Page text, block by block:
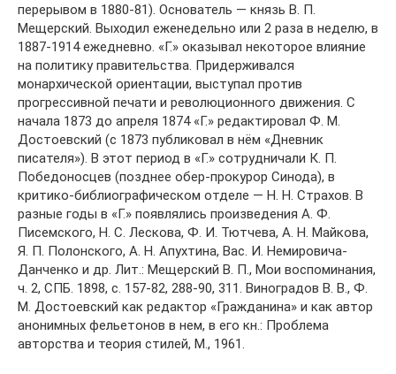
перерывом в 1880-81). Основатель — князь В. П.
Мещерский. Выходил еженедельно или 2 раза в неделю, в
1887-1914 ежедневно. «Г.» оказывал некоторое влияние
на политику правительства. Придерживался
монархической ориентации, выступал против
прогрессивной печати и революционного движения. С
начала 1873 до апреля 1874 «Г.» редактировал Ф. М.
Достоевский (с 1873 публиковал в нём «Дневник
писателя»). В этот период в «Г.» сотрудничали К. П.
Победоносцев (позднее обер-прокурор Синода), в
критико-библиографическом отделе — Н. Н. Страхов. В
разные годы в «Г.» появлялись произведения А. Ф.
Писемского, Н. С. Лескова, Ф. И. Тютчева, А. Н. Майкова,
Я. П. Полонского, А. Н. Апухтина, Вас. И. Немировича-
Данченко и др. Лит.: Мещерский В. П., Мои воспоминания,
ч. 2, СПБ. 1898, с. 157-82, 288-90, 311. Виноградов В. В., Ф.
М. Достоевский как редактор «Гражданина» и как автор
анонимных фельетонов в нем, в его кн.: Проблема
авторства и теория стилей, М., 1961.